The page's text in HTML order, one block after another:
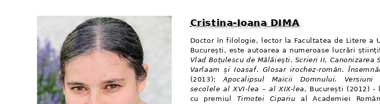
Cristina-Ioana DIMA
Doctor în filologie, lector la Facultatea de Litere a
București, este autoarea a numeroase lucrări
Vlad Boțulescu de Mălăiești. Scrieri II, Canonizarea
Varlaam și Ioasaf. Glosar irochez-român.
(2013);Apocalipsul Maicii Domnului. Versiuni
secolele al XVI-lea – al XIX-lea , București (2012) -
cu premiul Timotei Cipariu al Academiei